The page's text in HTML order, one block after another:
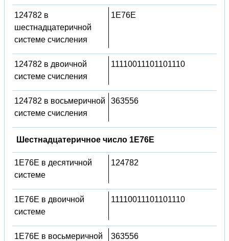
124782 в
шестнадцатеричной
системе счисления
1E76E
124782 в двоичной
системе счисления
11110011101101110
124782 в восьмеричной
системе счисления
363556
Шестнадцатеричное число 1E76E
1E76E в десятичной
системе
124782
1E76E в двоичной
системе
11110011101101110
1E76E в восьмеричной
363556